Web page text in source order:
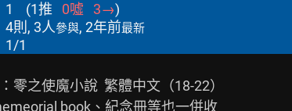
1 (1推 0噓 3→)
4則, 3人參與, 2年前最新
1/1
零之使魔小說  繁體中文（18-22）